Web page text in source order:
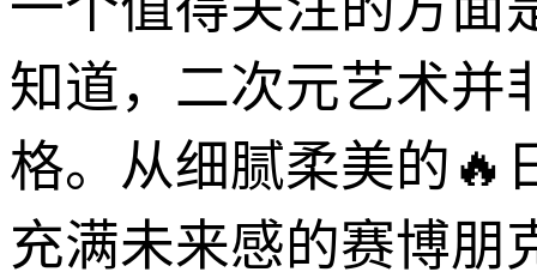
知道，二次元艺术并
格。从细腻柔美的🔥
充满未来感的赛博朋